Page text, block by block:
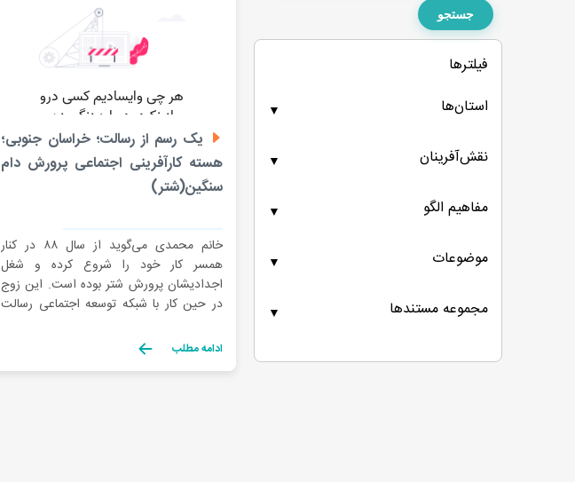
جستجو
فیلترها
استان‌ها
▼
نقش‌آفرینان ▼
مفاهیم الگو ▼
موضوعات ▼
مجموعه مستندها ▼
یک رسم از رسالت؛ خراسان جنوبی؛
هسته کارآفرینی اجتماعی پرورش دام
سنگین(شتر)
خانم محمدی می‌گوید از سال ۸۸ در کنار
همسر کار خود را شروع کرده و شغل
اجدادیشان پرورش شتر بوده است. این زوج
در حین کار با شبکه توسعه اجتماعی رسالت
دامداری نیمه‌صنعتی شده و محصولات
ادامه مطلب